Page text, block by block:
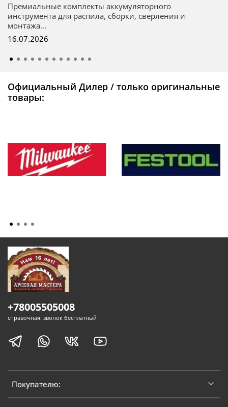
Премиальные комплекты аккумуляторного
инструмента для распила, сборки, сверления и
монтажа...
16.07.2026
Официальный Дилер / только оригинальные
товары:
Покупателю:
+78005505008
справочная: звонок бесплатный